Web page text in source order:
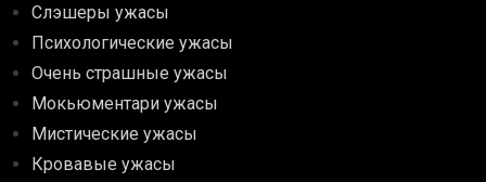
Слэшеры ужасы
Психологические ужасы
Очень страшные ужасы
Мокьюментари ужасы
Мистические ужасы
Кровавые ужасы